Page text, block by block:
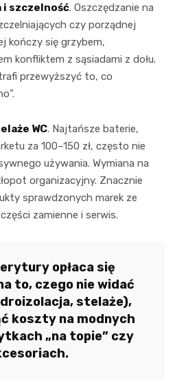
szczelność. Oszczędzanie na
czy porządnej
kończy się grzybem,
konfliktem z sąsiadami z dołu.
przewyższyć to, co
WC. Najtańsze baterie,
za 100–150 zł, często nie
używania. Wymiana na
organizacyjny. Znacznie
sprawdzonych marek ze
zamienne i serwis.
opłaca się
to, czego nie widać
stelaże),
koszty na modnych
„na topie” czy